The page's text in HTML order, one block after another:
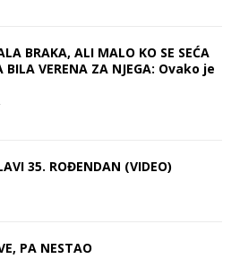
BRAKA, ALI MALO KO SE SEĆA
BILA VERENA ZA NJEGA: Ovako je
35. ROĐENDAN (VIDEO)
PA NESTAO